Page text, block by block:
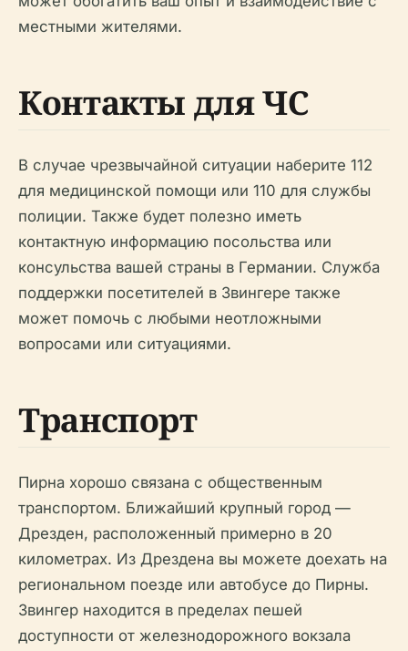
местными жителями.
Контакты для ЧС
В случае чрезвычайной ситуации наберите 112
для медицинской помощи или 110 для службы
полиции. Также будет полезно иметь
контактную информацию посольства или
консульства вашей страны в Германии. Служба
поддержки посетителей в Звингере также
может помочь с любыми неотложными
вопросами или ситуациями.
Транспорт
Пирна хорошо связана с общественным
транспортом. Ближайший крупный город —
Дрезден, расположенный примерно в 20
километрах. Из Дрездена вы можете доехать на
региональном поезде или автобусе до Пирны.
Звингер находится в пределах пешей
доступности от железнодорожного вокзала